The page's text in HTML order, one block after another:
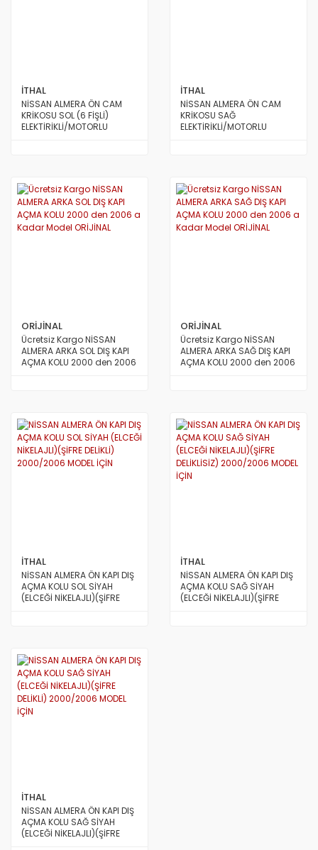
İTHAL
NİSSAN ALMERA ÖN CAM
KRİKOSU SOL (6 FİŞLİ)
ELEKTİRİKLİ/MOTORLU
İTHAL
NİSSAN ALMERA ÖN CAM
KRİKOSU SAĞ
ELEKTİRİKLİ/MOTORLU
ORİJİNAL
Ücretsiz Kargo NİSSAN
ALMERA ARKA SOL DIŞ KAPI
AÇMA KOLU 2000 den 2006
ORİJİNAL
Ücretsiz Kargo NİSSAN
ALMERA ARKA SAĞ DIŞ KAPI
AÇMA KOLU 2000 den 2006
İTHAL
NİSSAN ALMERA ÖN KAPI DIŞ
AÇMA KOLU SOL SİYAH
(ELCEĞİ NİKELAJLI)(ŞİFRE
İTHAL
NİSSAN ALMERA ÖN KAPI DIŞ
AÇMA KOLU SAĞ SİYAH
(ELCEĞİ NİKELAJLI)(ŞİFRE
İTHAL
NİSSAN ALMERA ÖN KAPI DIŞ
AÇMA KOLU SAĞ SİYAH
(ELCEĞİ NİKELAJLI)(ŞİFRE
SANTA FE 2012/2016
SONATA 1988/1993
SONATA 1999/2002
SONATA 2003/2005
STAREX MİNİBÜS 97/08
TERRACAN
TUCSON 2015 VE ÜSTÜ
TUCSON 4X4 JEEP